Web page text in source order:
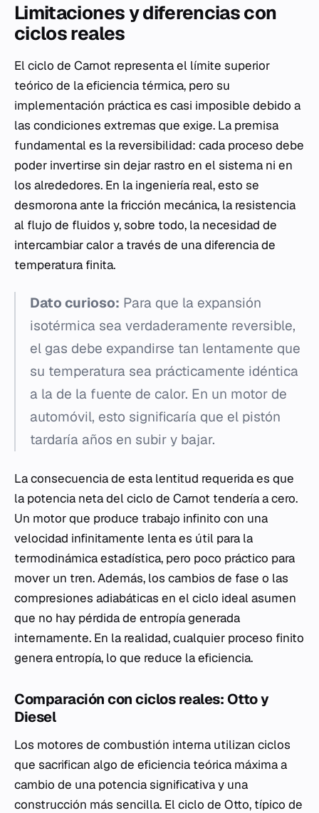
Limitaciones y diferencias con
ciclos reales
El ciclo de Carnot representa el límite superior
teórico de la eficiencia térmica, pero su
implementación práctica es casi imposible debido a
las condiciones extremas que exige. La premisa
fundamental es la reversibilidad: cada proceso debe
poder invertirse sin dejar rastro en el sistema ni en
los alrededores. En la ingeniería real, esto se
desmorona ante la fricción mecánica, la resistencia
al flujo de fluidos y, sobre todo, la necesidad de
intercambiar calor a través de una diferencia de
temperatura finita.
Dato curioso: Para que la expansión
isotérmica sea verdaderamente reversible,
el gas debe expandirse tan lentamente que
su temperatura sea prácticamente idéntica
a la de la fuente de calor. En un motor de
automóvil, esto significaría que el pistón
tardaría años en subir y bajar.
La consecuencia de esta lentitud requerida es que
la potencia neta del ciclo de Carnot tendería a cero.
Un motor que produce trabajo infinito con una
velocidad infinitamente lenta es útil para la
termodinámica estadística, pero poco práctico para
mover un tren. Además, los cambios de fase o las
compresiones adiabáticas en el ciclo ideal asumen
que no hay pérdida de entropía generada
internamente. En la realidad, cualquier proceso finito
genera entropía, lo que reduce la eficiencia.
Comparación con ciclos reales: Otto y
Diesel
Los motores de combustión interna utilizan ciclos
que sacrifican algo de eficiencia teórica máxima a
cambio de una potencia significativa y una
construcción más sencilla. El ciclo de Otto, típico de